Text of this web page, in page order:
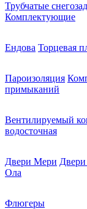
Трубчатые
Комплектующие
Ендова Торцевая
Пароизоляция
примыканий
Вентилируемый
водосточная
Двери Мери
Ола
Флюгеры